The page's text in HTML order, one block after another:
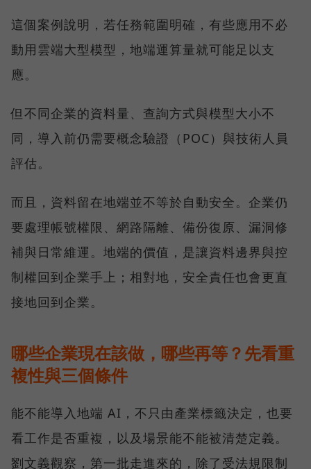
這個案例說明，若任務範圍明確，有些應用不必
動用雲端大型模型，地端運算量就可能足以支
應。
但不同企業的資料量、查詢方式與模型大小不
同，導入前仍需要概念驗證（POC）與技術人員
評估。
而且，資料留在地端並不等於自動安全。企業仍
要處理帳號權限、網路隔離、備份復原、漏洞修
補與日常維運。地端的價值，是讓資料邊界與控
制權回到企業手上；相對地，安全責任也會更直
接地回到企業。
哪些企業現在該做，哪些再等？先看重
複性與三個條件
能不能導入地端 AI，不只由產業標籤決定，也要
看工作是否重複，以及場景能不能被清楚定義。
劉文義觀察，第一批走進來的，除了受法規限制